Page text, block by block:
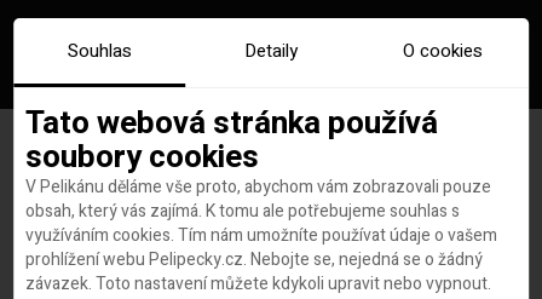
Hlavní stránka dovolená u moře
Štítek:dovolená u moře
Souhlas Detaily O cookies
Tato webová stránka používá
soubory cookies
V Pelikánu děláme vše proto, abychom vám zobrazovali pouze
obsah, který vás zajímá. K tomu ale potřebujeme souhlas s
využíváním cookies. Tím nám umožníte používat údaje o vašem
prohlížení webu Pelipecky.cz. Nebojte se, nejedná se o žádný
závazek. Toto nastavení můžete kdykoli upravit nebo vypnout.